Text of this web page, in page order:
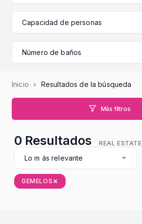
Capacidad de personas
Número de baños
Inicio Resultados de la búsqueda
Más filtros
0 Resultados REAL ESTATE
Lo m ás relevante
GEMELOS